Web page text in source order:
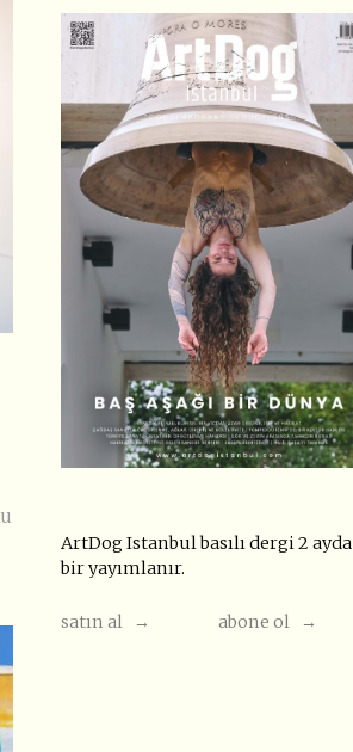
ArtDog Istanbul basılı dergi 2 ayda
bir yayımlanır.
satın al → abone ol →